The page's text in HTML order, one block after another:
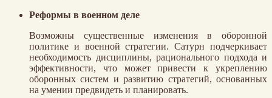
Реформы в военном деле
Возможны существенные изменения в оборонной
политике и военной стратегии. Сатурн подчеркивает
необходимость дисциплины, рационального подхода и
эффективности, что может привести к укреплению
оборонных систем и развитию стратегий, основанных
на умении предвидеть и планировать.